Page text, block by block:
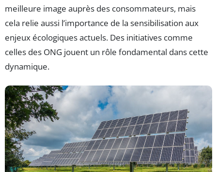
meilleure image auprès des consommateurs, mais
cela relie aussi l’importance de la sensibilisation aux
enjeux écologiques actuels. Des initiatives comme
celles des ONG jouent un rôle fondamental dans cette
dynamique.